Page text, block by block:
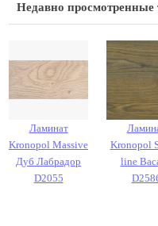
Недавно просмотренные
Ламинат
Kronopol Massive
Дуб Лабрадор
D2055
Kronopol
line